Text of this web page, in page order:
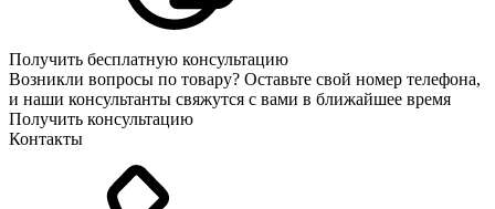
Получить бесплатную консультацию
Возникли вопросы по товару? Оставьте свой номер телефона,
и наши консультанты свяжутся с вами в ближайшее время
Получить консультацию
Контакты